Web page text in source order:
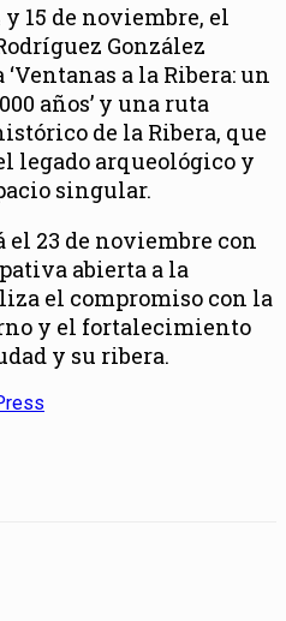
y 15 de noviembre, el
González
a la Ribera: un
años’ y una ruta
de la Ribera, que
legado arqueológico y
singular.
23 de noviembre con
abierta a la
el compromiso con la
y el fortalecimiento
y su ribera.